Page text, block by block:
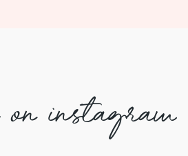
instagram